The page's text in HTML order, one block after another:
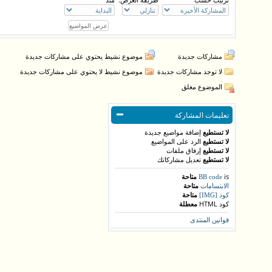
مشاركات جديدة
موضوع نشيط يحتوي على مشاركات جديدة
لا توجد مشاركات جديدة
موضوع نشيط لا يحتوي على مشاركات جديدة
الموضوع مغلق
تعليمات المشاركة
لا تستطيع إضافة مواضيع جديدة
لا تستطيع الرد على المواضيع
لا تستطيع إرفاق ملفات
لا تستطيع تعديل مشاركاتك
BB code is متاحة
الابتسامات متاحة
كود [IMG]
متاحة
كود HTML
معطلة
قوانين المنتدى